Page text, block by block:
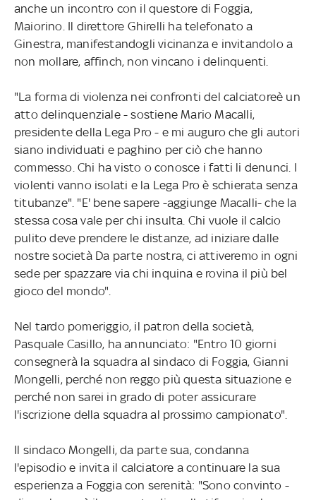
anche un incontro con il questore di Foggia,
Maiorino. Il direttore Ghirelli ha telefonato a
Ginestra, manifestandogli vicinanza e invitandolo a
non mollare, affinch‚ non vincano i delinquenti.
"La forma di violenza nei confronti del calciatoreè un
atto delinquenziale - sostiene Mario Macalli,
presidente della Lega Pro - e mi auguro che gli autori
siano individuati e paghino per ciò che hanno
commesso. Chi ha visto o conosce i fatti li denunci. I
violenti vanno isolati e la Lega Pro è schierata senza
titubanze". "E' bene sapere -aggiunge Macalli- che la
stessa cosa vale per chi insulta. Chi vuole il calcio
pulito deve prendere le distanze, ad iniziare dalle
nostre società Da parte nostra, ci attiveremo in ogni
sede per spazzare via chi inquina e rovina il più bel
gioco del mondo".
Nel tardo pomeriggio, il patron della società,
Pasquale Casillo, ha annunciato: "Entro 10 giorni
consegnerà la squadra al sindaco di Foggia, Gianni
Mongelli, perché non reggo più questa situazione e
perché non sarei in grado di poter assicurare
l'iscrizione della squadra al prossimo campionato".
Il sindaco Mongelli, da parte sua, condanna
l'episodio e invita il calciatore a continuare la sua
esperienza a Foggia con serenità: "Sono convinto -